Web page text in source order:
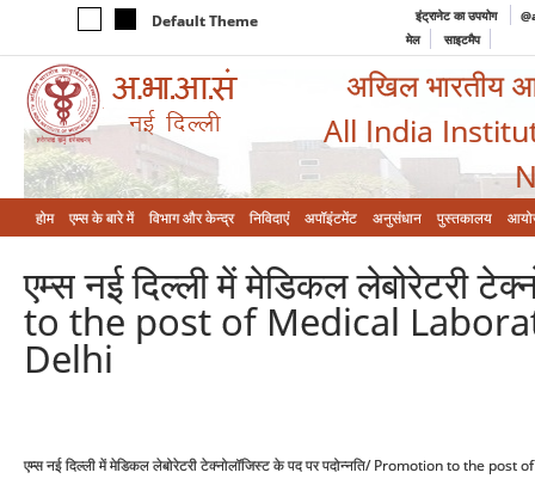
Default Theme इंट्रानेट का उपयोग
मेल
साइटमैप
अखिल भारतीय
All India
होम एम्‍स के बारे में विभाग और केन्‍द्र निविदाएं अपॉइंटमेंट अनुसंधान पुस्तकालय
एम्स नई दिल्ली में मेडिकल लेबोरेटरी
to the post of Medical
Delhi
एम्स नई दिल्ली में मेडिकल लेबोरेटरी टेक्नोलॉजिस्ट के पद पर पदोन्नति/ Promotion to the